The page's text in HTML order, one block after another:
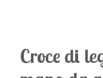
Croce di